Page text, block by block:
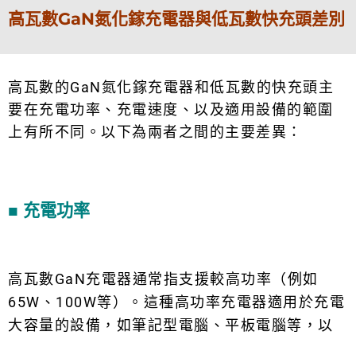
高瓦數GaN氮化鎵充電器與低瓦數快充頭差別
高瓦數的GaN氮化鎵充電器和低瓦數的快充頭主
要在充電功率、充電速度、以及適用設備的範圍
上有所不同。以下為兩者之間的主要差異：
■ 充電功率
高瓦數GaN充電器通常指支援較高功率（例如
65W、100W等）。這種高功率充電器適用於充電
大容量的設備，如筆記型電腦、平板電腦等，以